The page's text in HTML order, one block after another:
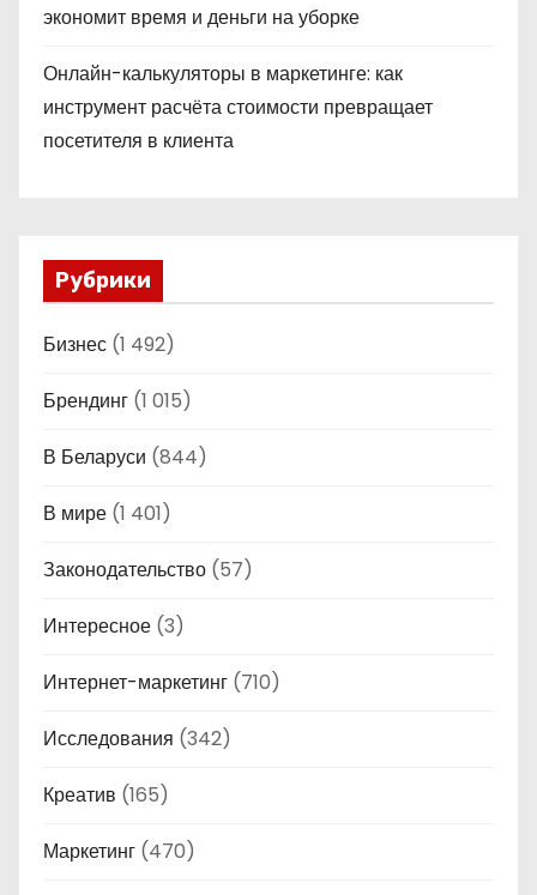
экономит время и деньги на уборке
Онлайн-калькуляторы в маркетинге: как
инструмент расчёта стоимости превращает
посетителя в клиента
Рубрики
Бизнес (1 492)
Брендинг (1 015)
В Беларуси (844)
В мире (1 401)
Законодательство (57)
Интересное (3)
Интернет-маркетинг (710)
Исследования (342)
Креатив (165)
Маркетинг (470)